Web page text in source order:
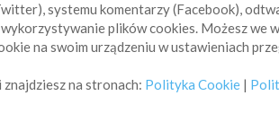
dla wszystkich, którzy szukają aktualnych
żeglarstwa, świata motorowodniactwa i
nami:info@sailbook.pl
systemu komentarzy (Facebook),
plików cookies. Możesz we
na swoim urządzeniu w ustawieniach
na stronach: Polityka Cookie|